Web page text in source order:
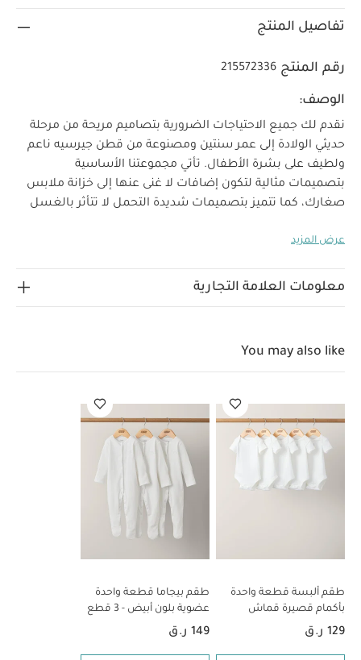
تفاصيل المنتج
رقم المنتج 215572336
الوصف:
نقدم لك جميع الاحتياجات الضرورية بتصاميم مريحة من مرحلة
حديثي الولادة إلى عمر سنتين ومصنوعة من قطن جيرسيه ناعم
ولطيف على بشرة الأطفال. تأتي مجموعتنا الأساسية
بتصميمات مثالية لتكون إضافات لا غنى عنها إلى خزانة ملابس
صغارك، كما تتميز بتصميمات شديدة التحمل لا تتأثر بالغسل
اللباس القطعة الواحدة المصنوع من قطن ناعم بأكمام قصيرة،
وكباسين خالية من النيكل لا تسبب تهيجًا لبشرة الطفل.
تعليمات العناية/الإرشادات:
غسل على درجة حرارة 40 درجة مئوية
ممنوع استخدام
المبيضات
تجفيف على درجة حرارة منخفضة
ممنوع التنظيف الجاف
تغسل الألوان
الداكنة على حدة
كيّ على الجانب الداخلي قد يعجبك أيضاً:
طقم بيجاما قطعة واحدة عضوية بلون أبيض - 3 قطع
عرض المزيد
معلومات العلامة التجارية
You may also like
طقم ألبسة قطعة واحدة
بأكمام قصيرة قماش
عضوي بلون أبيض - 5 قطع
129 ر.ق
طقم بيجاما قطعة واحدة
عضوية بلون أبيض - 3 قطع
149 ر.ق